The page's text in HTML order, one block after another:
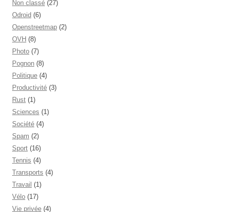
Non classé (27)
Odroid (6)
Openstreetmap (2)
OVH (8)
Photo (7)
Pognon (8)
Politique (4)
Productivité (3)
Rust (1)
Sciences (1)
Société (4)
Spam (2)
Sport (16)
Tennis (4)
Transports (4)
Travail (1)
Vélo (17)
Vie privée (4)